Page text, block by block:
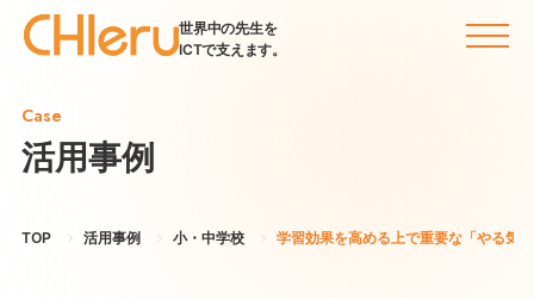
世界中の先生を
ICTで支えます。
Case
活用事例
TOP 活用事例 小・中学校 学習効果を高める上で重要な「やる気